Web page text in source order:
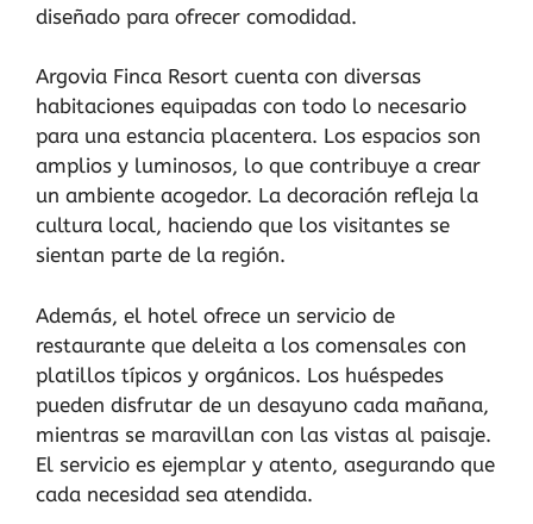
diseñado para ofrecer comodidad.
Argovia Finca Resort cuenta con diversas
habitaciones equipadas con todo lo necesario
para una estancia placentera. Los espacios son
amplios y luminosos, lo que contribuye a crear
un ambiente acogedor. La decoración refleja la
cultura local, haciendo que los visitantes se
sientan parte de la región.
Además, el hotel ofrece un servicio de
restaurante que deleita a los comensales con
platillos típicos y orgánicos. Los huéspedes
pueden disfrutar de un desayuno cada mañana,
mientras se maravillan con las vistas al paisaje.
El servicio es ejemplar y atento, asegurando que
cada necesidad sea atendida.